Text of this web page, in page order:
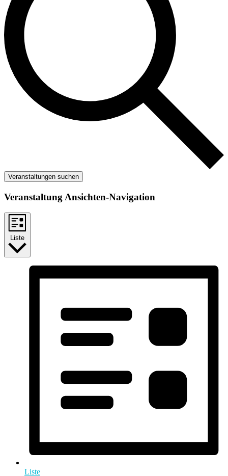
Veranstaltungen suchen
Veranstaltung Ansichten-Navigation
Liste
Liste